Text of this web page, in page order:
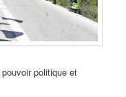
politique et